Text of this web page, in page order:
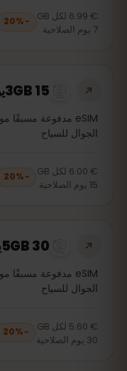
€ 6.99 لكل GB
7 يوم الصلاحية
−
20%
3GB 15يوم
الجوال للسياح
€ 6.00 لكل GB
15 يوم الصلاحية
−
20%
5GB 30يوم
الجوال للسياح
€ 5.60 لكل GB
30 يوم الصلاحية
−
20%